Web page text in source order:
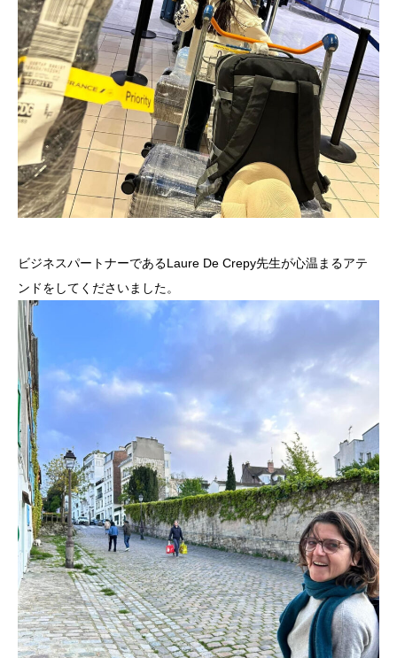
ビジネスパートナーであるLaure De Crepy先生が心温まるアテ
ンドをしてくださいました。